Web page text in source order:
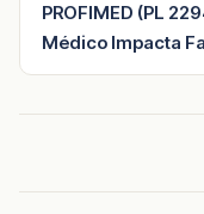
PROFIMED (PL
Médico Impacta